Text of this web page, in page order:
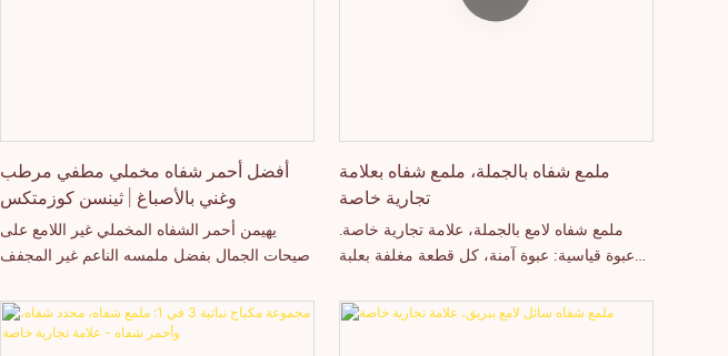
التجميل التي تبحث عن منتج للعناية بالشفاه
أفضل أحمر شفاه مخملي مطفي مرطب
وغني بالأصباغ | ثينسن كوزمتكس
يهيمن أحمر الشفاه المخملي غير اللامع على
صيحات الجمال بفضل ملمسه الناعم غير المجفف
الرائدة في تصنيع المنتجات ذات العلامات التجارية
الخاصة، خدمات تصنيع المعدات الأصلية/تصميم
ملمع شفاه بالجملة، ملمع شفاه بعلامة
تجارية خاصة
ملمع شفاه لامع بالجملة، علامة تجارية خاصة.
عبوة قياسية: عبوة آمنة، كل قطعة مغلفة بعلبة
للماء، ألوان جذابة، لا يلتصق بالكوب، لا يزول، لا